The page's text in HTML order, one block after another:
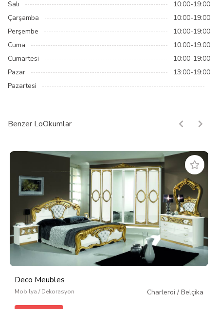
Salı
10:00-19:00
Çarşamba
10:00-19:00
Perşembe
10:00-19:00
Cuma
10:00-19:00
Cumartesi
10:00-19:00
Pazar
13:00-19:00
Pazartesi
Benzer LoOkumlar
Deco Meubles
Mobilya / Dekorasyon Charleroi / Belçika